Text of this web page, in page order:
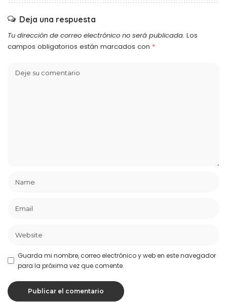
Deja una respuesta
Tu dirección de correo electrónico no será publicada. Los
campos obligatorios están marcados con *
Guarda mi nombre, correo electrónico y web en este navegador
para la próxima vez que comente.